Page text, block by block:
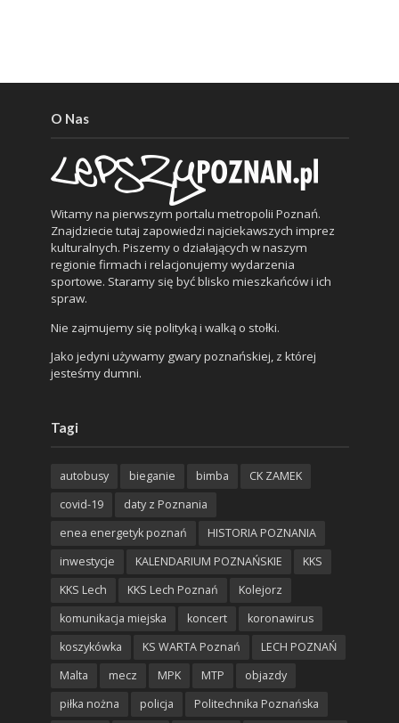
O Nas
Witamy na pierwszym portalu metropolii Poznań.
Znajdziecie tutaj zapowiedzi najciekawszych imprez
kulturalnych. Piszemy o działających w naszym
regionie firmach i relacjonujemy wydarzenia
sportowe. Staramy się być blisko mieszkańców i ich
spraw.
Nie zajmujemy się polityką i walką o stołki.
Jako jedyni używamy gwary poznańskiej, z której
jesteśmy dumni.
Tagi
autobusy bieganie bimba
CK ZAMEK
covid-19
daty z Poznania
enea energetyk poznań
HISTORIA POZNANIA
inwestycje
KALENDARIUM POZNAŃSKIE
KKS
KKS Lech
KKS Lech Poznań
Kolejorz
komunikacja miejska
koncert
koronawirus
koszykówka
KS WARTA Poznań
LECH POZNAŃ
Malta
mecz MPK MTP
objazdy
piłka nożna
policja Politechnika Poznańska